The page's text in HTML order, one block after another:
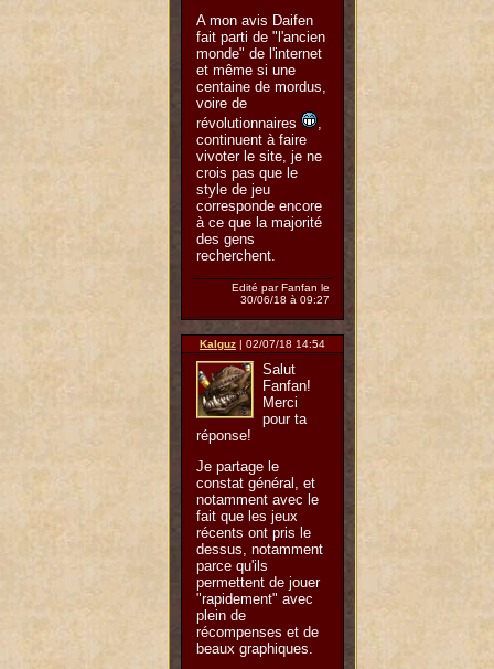
A mon avis Daifen
fait parti de "l'ancien
monde" de l'internet
et même si une
centaine de mordus,
voire de
révolutionnaires
,
continuent à faire
vivoter le site, je ne
crois pas que le
style de jeu
corresponde encore
à ce que la majorité
des gens
recherchent.
Edité par Fanfan le
30/06/18 à 09:27
Kalguz | 02/07/18 14:54
Salut
Fanfan!
Merci
pour ta
réponse!
Je partage le
constat général, et
notamment avec le
fait que les jeux
récents ont pris le
dessus, notamment
parce qu'ils
permettent de jouer
"rapidement" avec
plein de
récompenses et de
beaux graphiques.